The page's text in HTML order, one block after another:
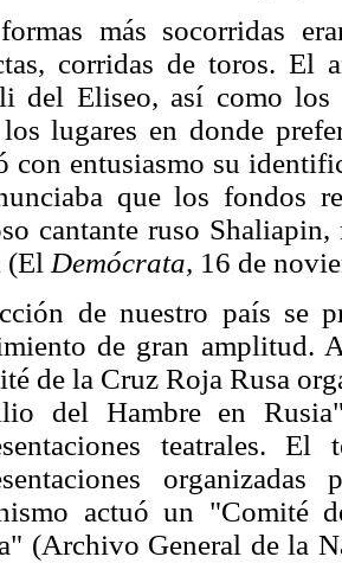
más socorridas
corridas de toros. El
del Eliseo, así como los
lugares en donde
con entusiasmo su
que los fondos
cantante ruso
(El Demócrata, 16 de
de nuestro país se
de gran amplitud.
de la Cruz Roja Rusa
del Hambre en
teatrales.
actuó un "Comité
(Archivo General de la